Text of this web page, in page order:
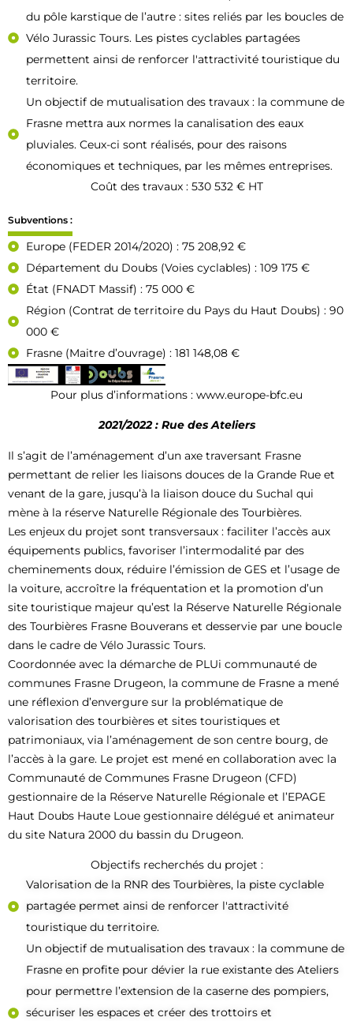
du pôle karstique de l’autre : sites reliés par les boucles de
Vélo Jurassic Tours. Les pistes cyclables partagées
permettent ainsi de renforcer l'attractivité touristique du
territoire.
Un objectif de mutualisation des travaux : la commune de
Frasne mettra aux normes la canalisation des eaux
pluviales. Ceux-ci sont réalisés, pour des raisons
économiques et techniques, par les mêmes entreprises.
Coût des travaux : 530 532 € HT
Subventions :
Europe (FEDER 2014/2020) : 75 208,92 €
Département du Doubs (Voies cyclables) : 109 175 €
État (FNADT Massif) : 75 000 €
Région (Contrat de territoire du Pays du Haut Doubs) : 90
000 €
Frasne (Maitre d’ouvrage) : 181 148,08 €
Pour plus d’informations : www.europe-bfc.eu
2021/2022 : Rue des Ateliers
Il s’agit de l’aménagement d’un axe traversant Frasne
permettant de relier les liaisons douces de la Grande Rue et
venant de la gare, jusqu’à la liaison douce du Suchal qui
mène à la réserve Naturelle Régionale des Tourbières.
Les enjeux du projet sont transversaux : faciliter l’accès aux
équipements publics, favoriser l’intermodalité par des
cheminements doux, réduire l’émission de GES et l’usage de
la voiture, accroître la fréquentation et la promotion d’un
site touristique majeur qu’est la Réserve Naturelle Régionale
des Tourbières Frasne Bouverans et desservie par une boucle
dans le cadre de Vélo Jurassic Tours.
Coordonnée avec la démarche de PLUi communauté de
communes Frasne Drugeon, la commune de Frasne a mené
une réflexion d’envergure sur la problématique de
valorisation des tourbières et sites touristiques et
patrimoniaux, via l’aménagement de son centre bourg, de
l’accès à la gare. Le projet est mené en collaboration avec la
Communauté de Communes Frasne Drugeon (CFD)
gestionnaire de la Réserve Naturelle Régionale et l’EPAGE
Haut Doubs Haute Loue gestionnaire délégué et animateur
du site Natura 2000 du bassin du Drugeon.
Objectifs recherchés du projet :
Valorisation de la RNR des Tourbières, la piste cyclable
partagée permet ainsi de renforcer l'attractivité
touristique du territoire.
Un objectif de mutualisation des travaux : la commune de
Frasne en profite pour dévier la rue existante des Ateliers
pour permettre l’extension de la caserne des pompiers,
sécuriser les espaces et créer des trottoirs et